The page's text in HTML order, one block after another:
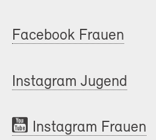
Facebook Frauen
Instagram Jugend
Instagram Frauen